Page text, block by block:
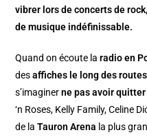
vibrer lors de concerts de
de musique indéfinissable.
Quand on écoute laradio en
desaffiches le long des routes
s’imaginerne pas avoir
‘n Roses, Kelly Family, Celine
de laTauron Arena la plus